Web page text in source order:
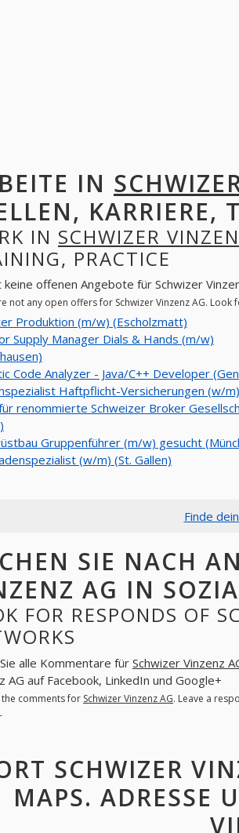
IN
KARRIERE,
IN SCHWIZER
PRACTICE
keine offenen Angebote für Schwizer
not any open offers for Schwizer Vinzenz AG.
Produktion (m/w) (Escholzmatt)
Supply Manager Dials & Hands (m/w)
Code Analyzer - Java/C++ Developer
Haftpflicht-Versicherungen (w/
renommierte Schweizer Broker
Gruppenführer (m/w) gesucht
(w/m) (St. Gallen)
Finde
SIE NACH
AG IN
FOR RESPONDS OF
alle Kommentare für Schwizer Vinzenz
AG auf Facebook, LinkedIn und Google+
the comments for Schwizer Vinzenz AG. Leave a
SCHWIZER
MAPS. ADRESSE